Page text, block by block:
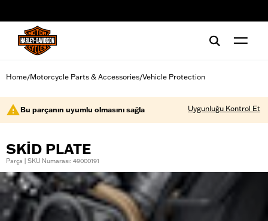
Home/Motorcycle Parts & Accessories/Vehicle Protection
Bu parçanın uyumlu olmasını sağla Uygunluğu Kontrol Et
SKID PLATE
Parça | SKU Numarası: 49000191